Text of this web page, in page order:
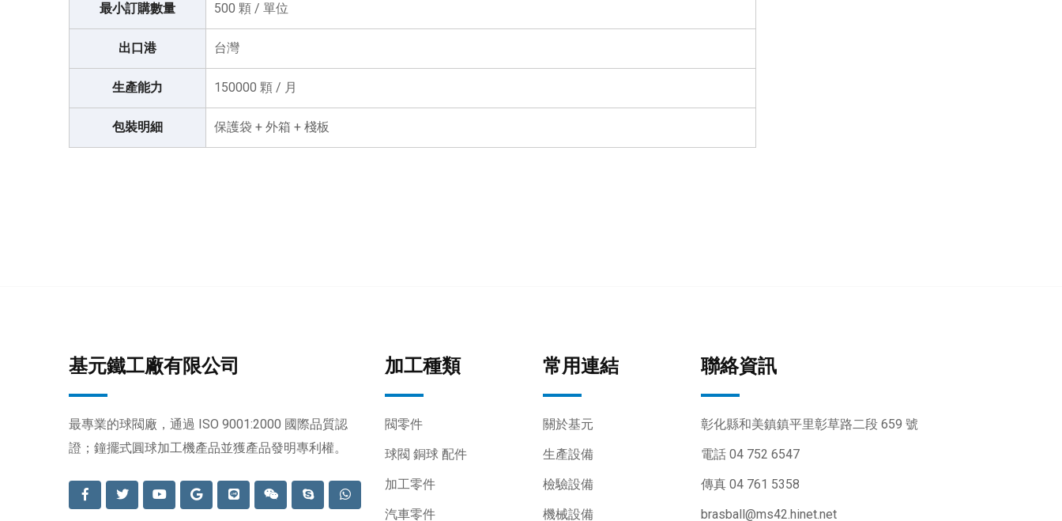
最小訂購數量 500 顆 / 單位
出口港 台灣
生產能力 150000 顆 / 月
包裝明細 保護袋 + 外箱 + 棧板
基元鐵工廠有限公司
最專業的球閥廠，通過 ISO 9001:2000 國際品質認
證；鐘擺式圓球加工機產品並獲產品發明專利權。
加工種類
閥零件
球閥 銅球 配件
加工零件
汽車零件
常用連結
關於基元
生產設備
檢驗設備
機械設備
聯絡資訊
彰化縣和美鎮鎮平里彰草路二段 659 號
電話 04 752 6547
傳真 04 761 5358
brasball@ms42.hinet.net